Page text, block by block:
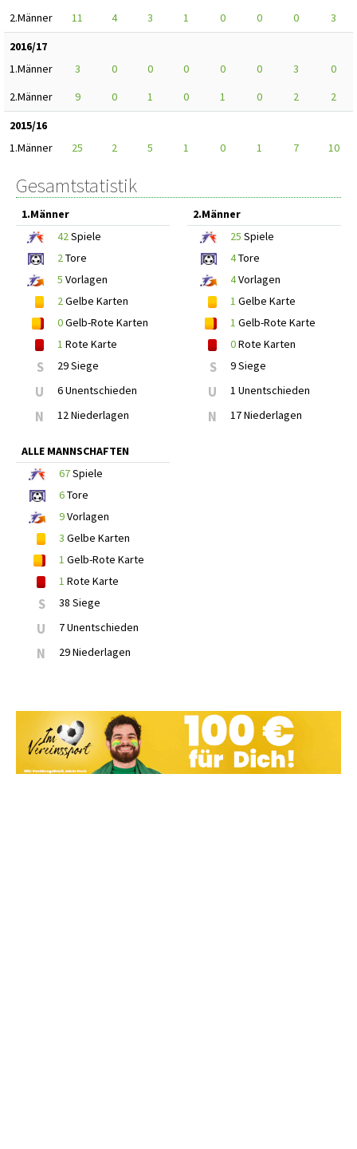
2.Männer
11 4 3 1 0 0 0
3
2016/17
1.Männer
3 0 0 0 0 0 3
0
2.Männer
9 0 1 0 1 0 2
2
2015/16
1.Männer
25 2 5 1 0 1 7 10
Gesamtstatistik
1.Männer
42Spiele
2Tore
5 Vorlagen
2Gelbe Karten
0Gelb-Rote Karten
1 Rote Karte
S 29 Siege
U 6 Unentschieden
N 12 Niederlagen
2.Männer
25 Spiele
4Tore
4Vorlagen
1 Gelbe Karte
1 Gelb-Rote Karte
0Rote Karten
S 9 Siege
U 1 Unentschieden
N 17 Niederlagen
ALLE MANNSCHAFTEN
67Spiele
6Tore
9Vorlagen
3 Gelbe Karten
1 Gelb-Rote Karte
1 Rote Karte
S 38 Siege
U 7 Unentschieden
N 29 Niederlagen